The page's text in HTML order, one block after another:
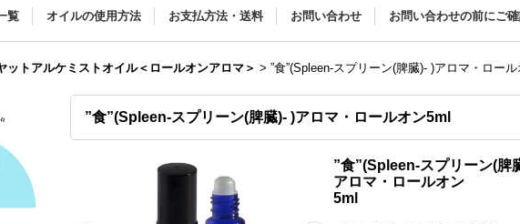
覧 オイルの使用方法 お支払方法・送料 お問い合わせ お問い合わせの前にご
ットアルケミストオイル＜ロールオンアロマ＞ > ”食”(Spleen-スプリーン(脾臓)- )アロマ・ロール
”食”(Spleen-スプリーン(脾臓)- )アロマ・ロールオン5ml
”食”(Spleen-スプリーン(脾
アロマ・ロールオン
5ml